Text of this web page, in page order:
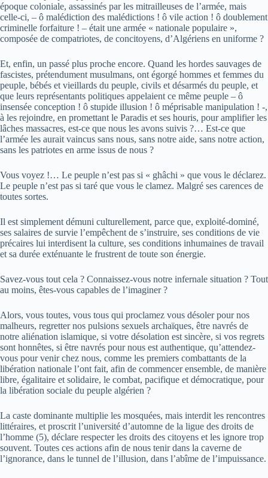
époque coloniale, assassinés par les mitrailleuses de l’armée, mais
celle-ci, – ô malédiction des malédictions ! ô vile action ! ô doublement
criminelle forfaiture ! – était une armée « nationale populaire »,
composée de compatriotes, de concitoyens, d’Algériens en uniforme ?
Et, enfin, un passé plus proche encore. Quand les hordes sauvages de
fascistes, prétendument musulmans, ont égorgé hommes et femmes du
peuple, bébés et vieillards du peuple, civils et désarmés du peuple, et
que leurs représentants politiques appelaient ce même peuple – ô
insensée conception ! ô stupide illusion ! ô méprisable manipulation ! -,
à les rejoindre, en promettant le Paradis et ses houris, pour amplifier les
lâches massacres, est-ce que nous les avons suivis ?… Est-ce que
l’armée les aurait vaincus sans nous, sans notre aide, sans notre action,
sans les patriotes en arme issus de nous ?
Vous voyez !… Le peuple n’est pas si « ghâchi » que vous le déclarez.
Le peuple n’est pas si taré que vous le clamez. Malgré ses carences de
toutes sortes.
Il est simplement démuni culturellement, parce que, exploité-dominé,
ses salaires de survie l’empêchent de s’instruire, ses conditions de vie
précaires lui interdisent la culture, ses conditions inhumaines de travail
et sa durée exténuante le frustrent de toute son énergie.
Savez-vous tout cela ? Connaissez-vous notre infernale situation ? Tout
au moins, êtes-vous capables de l’imaginer ?
Alors, vous toutes, vous tous qui proclamez vous désoler pour nos
malheurs, regretter nos pulsions sexuels archaïques, être navrés de
notre aliénation islamique, si votre désolation est sincère, si vos regrets
sont honnêtes, si être navrés pour nous est authentique, qu’attendez-
vous pour venir chez nous, comme les premiers combattants de la
libération nationale l’ont fait, afin de commencer ensemble, de manière
libre, égalitaire et solidaire, le combat, pacifique et démocratique, pour
la libération sociale du peuple algérien ?
La caste dominante multiplie les mosquées, mais interdit les rencontres
littéraires, et proscrit l’université d’automne de la ligue des droits de
l’homme (5), déclare respecter les droits des citoyens et les ignore trop
souvent. Toutes ces actions afin de nous tenir dans la caverne de
l’ignorance, dans le tunnel de l’illusion, dans l’abîme de l’impuissance.